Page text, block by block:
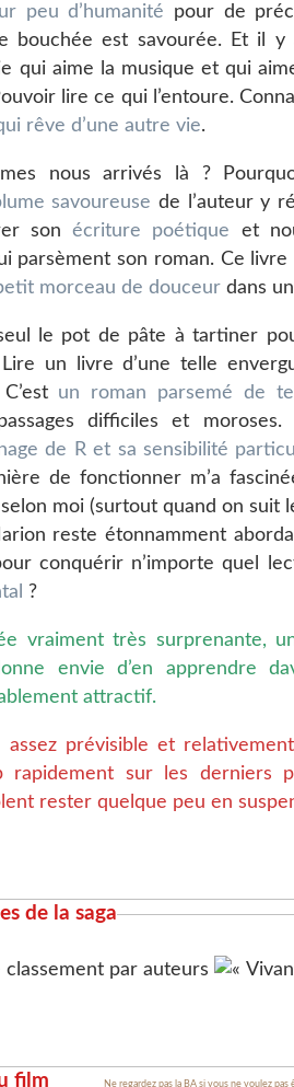
peu d’humanité pour de
bouchée est savourée. Et il y
qui aime la musique et qui
lire ce qui l’entoure.
rêve d’une autre vie.
nous arrivés là ?
savoureuse de l’auteur y
sonécriture poétique et
parsèment son roman. Ce livre
morceau de douceur dans
le pot de pâte à tartiner
un livre d’une telle
un roman parsemé de
difficiles et moroses.
de R et sa sensibilité
de fonctionner m’a
selon moi (surtout quand on suit
reste étonnamment
conquérir n’importe quel
?
vraiment très surprenante,
envie d’en apprendre
attractif.
assez prévisible et
rapidement sur les derniers
rester quelque peu en
de la saga
film Ne regardez pas la BA si vous ne voulez pas